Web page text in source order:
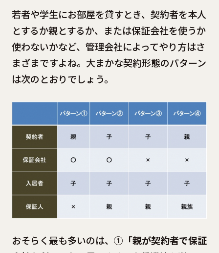
若者や学生にお部屋を貸すとき、契約者を本人
とするか親とするか、または保証会社を使うか
使わないかなど、管理会社によってやり方はさ
まざまですよね。大まかな契約形態のパターン
は次のとおりでしょう。
おそらく最も多いのは、 ①「親が契約者で保証